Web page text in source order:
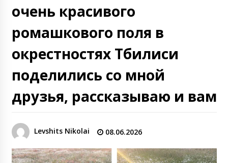
очень красивого
ромашкового поля в
окрестностях Тбилиси
поделились со мной
друзья, рассказываю и вам
Levshits Nikolai 08.06.2026